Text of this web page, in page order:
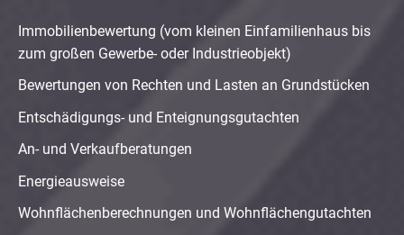
Immobilienbewertung (vom kleinen Einfamilienhaus bis
zum großen Gewerbe- oder Industrieobjekt)
Bewertungen von Rechten und Lasten an Grundstücken
Entschädigungs- und Enteignungsgutachten
An- und Verkaufberatungen
Energieausweise
Wohnflächenberechnungen und Wohnflächengutachten